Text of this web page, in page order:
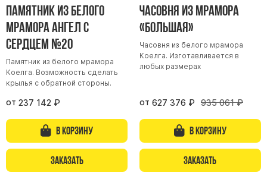
Флагштоки
Мемориальные доски
Буквы из латуни
Цоколь из гранита
Ограды из гранита
Столы и лавки
Тротуарная плитка
Памятник из белого
мрамора Ангел с
сердцем №20
Памятник из белого мрамора
Коелга. Возможность сделать
крылья с обратной стороны.
от 237 142 ₽
В корзину
Заказать
Часовня из мрамора
«Большая»
Часовня из белого мрамора
Коелга. Изготавливается в
любых размерах
от 627 376 ₽ 935 061 ₽
В корзину
Заказать